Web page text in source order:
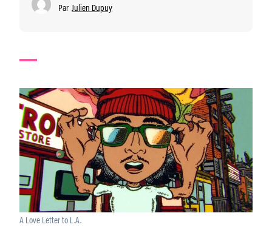
Par Julien Dupuy
A Love Letter to L.A.